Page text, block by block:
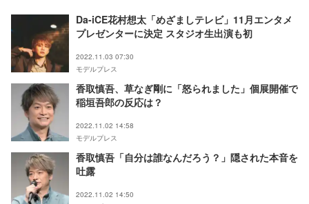
Da-iCE花村想太「めざましテレビ」11月エンタメ
プレゼンターに決定 スタジオ生出演も初
2022.11.03 07:30
モデルプレス
香取慎吾、草なぎ剛に「怒られました」個展開催で
稲垣吾郎の反応は？
2022.11.02 14:58
モデルプレス
香取慎吾「自分は誰なんだろう？」隠された本音を
吐露
2022.11.02 14:50